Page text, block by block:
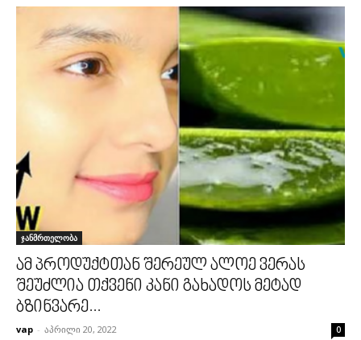
ჯანმრთელობა
ამ პროდუქტთან შერეულ ალოე ვერას
შეუძლია თქვენი კანი გახადოს მეტად
ბზინვარე...
vap - აპრილი 20, 2022 0